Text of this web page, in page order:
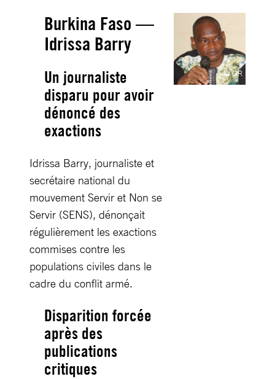
Burkina Faso —
Idrissa Barry
Un journaliste
disparu pour avoir
dénoncé des
exactions
Idrissa Barry, journaliste et
secrétaire national du
mouvement Servir et Non se
Servir (SENS), dénonçait
régulièrement les exactions
commises contre les
populations civiles dans le
cadre du conflit armé.
Disparition forcée
après des
publications
critiques
© DR